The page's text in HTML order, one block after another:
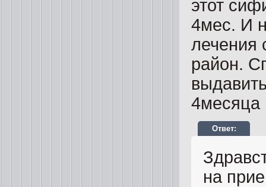
этот
4мес. И
лечения
район.
4месяца
на